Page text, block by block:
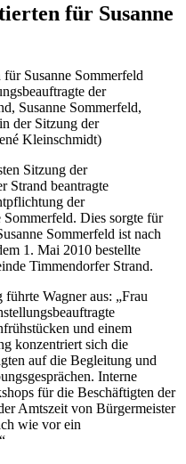
für Susanne
der
Susanne Sommerfeld,
der Sitzung der
Kleinschmidt)
Sitzung der
Strand beantragte
der
Sommerfeld. Dies sorgte für
Sommerfeld ist nach
1. Mai 2010 bestellte
Timmendorfer Strand.
Wagner aus: „Frau
und einem
konzentriert sich die
auf die Begleitung und
Interne
für die Beschäftigten der
Amtszeit von Bürgermeister
wie vor ein